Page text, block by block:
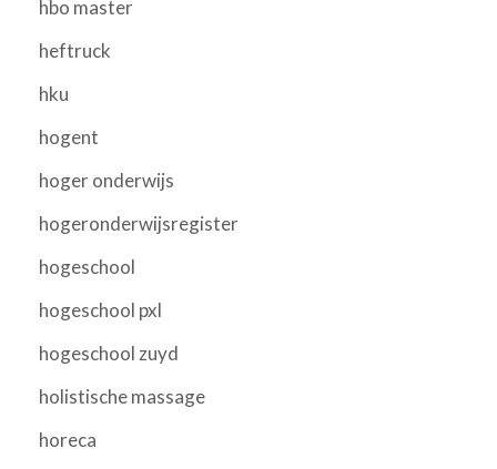
hbo master
heftruck
hku
hogent
hoger onderwijs
hogeronderwijsregister
hogeschool
hogeschool pxl
hogeschool zuyd
holistische massage
horeca